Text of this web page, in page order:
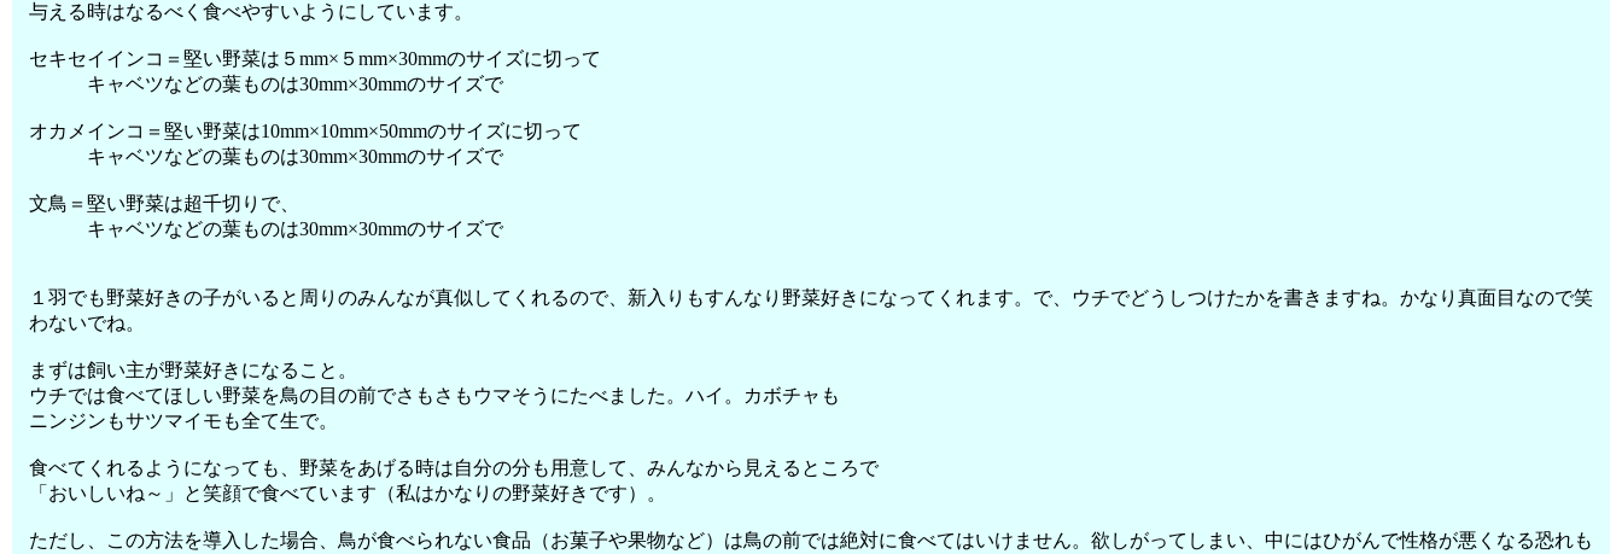
与える時はなるべく食べやすいようにしています。
セキセイインコ＝堅い野菜は５mm×５mm×30mmのサイズに切って
キャベツなどの葉ものは30mm×30mmのサイズで
オカメインコ＝堅い野菜は10mm×10mm×50mmのサイズに切って
キャベツなどの葉ものは30mm×30mmのサイズで
文鳥＝堅い野菜は超千切りで、
キャベツなどの葉ものは30mm×30mmのサイズで
１羽でも野菜好きの子がいると周りのみんなが真似してくれるので、新入りもすんなり野菜好きになってくれます。で、ウチでどうしつけたかを書きますね。かなり真面目なので笑
わないでね。
まずは飼い主が野菜好きになること。
ウチでは食べてほしい野菜を鳥の目の前でさもさもウマそうにたべました。ハイ。カボチャも
ニンジンもサツマイモも全て生で。
食べてくれるようになっても、野菜をあげる時は自分の分も用意して、みんなから見えるところで
「おいしいね～」と笑顔で食べています（私はかなりの野菜好きです）。
ただし、この方法を導入した場合、鳥が食べられない食品（お菓子や果物など）は鳥の前では絶対に食べてはいけません。欲しがってしまい、中にはひがんで性格が悪くなる恐れも